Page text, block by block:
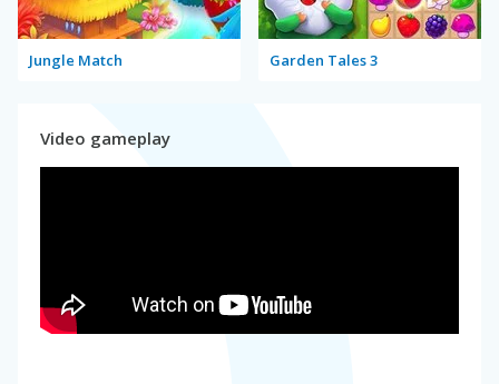
Jungle Match Garden Tales 3
Video gameplay